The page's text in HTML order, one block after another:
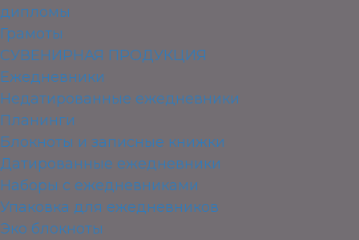
дипломы
Грамоты
СУВЕНИРНАЯ ПРОДУКЦИЯ
Ежедневники
Недатированные ежедневники
Планинги
Блокноты и записные книжки
Датированные ежедневники
Наборы с ежедневниками
Упаковка для ежедневников
Эко блокноты